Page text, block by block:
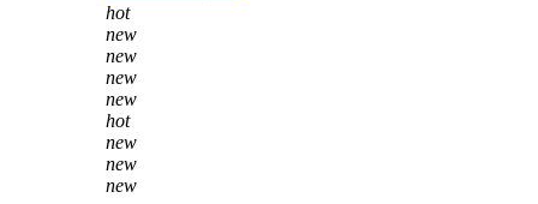
hot
new
new
new
new
hot
new
new
new